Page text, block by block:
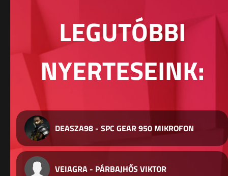
LEGUTÓBBI
NYERTESEINK:
DEASZA98 - SPC GEAR 950 MIKROFON
VEIAGRA - PÁRBAJHŐS VIKTOR